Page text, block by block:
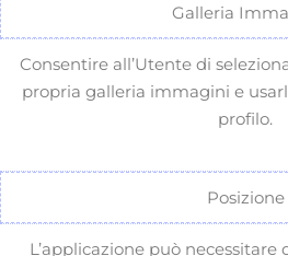
Galleria
Consentire all’Utente di
propria galleria immagini e
profilo.
Posizione
L’applicazione può necessitare